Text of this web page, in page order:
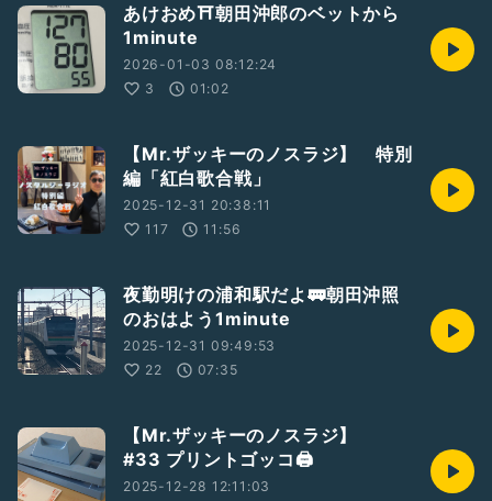
あけおめ⛩朝田沖郎のベットから
1minute
2026-01-03 08:12:24
3
01:02
【Mr.ザッキーのノスラジ】 特別
編「紅白歌合戦」
2025-12-31 20:38:11
117
11:56
夜勤明けの浦和駅だよ🚃朝田沖照
のおはよう1minute
2025-12-31 09:49:53
22
07:35
【Mr.ザッキーのノスラジ】
#33 プリントゴッコ🖨️
2025-12-28 12:11:03